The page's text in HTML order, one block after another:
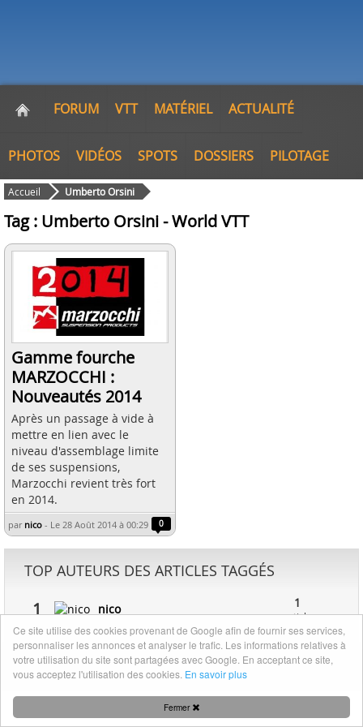
FORUM VTT MATÉRIEL ACTUALITÉ
PHOTOS VIDÉOS SPOTS DOSSIERS PILOTAGE
Accueil Umberto Orsini
Tag : Umberto Orsini - World VTT
Gamme fourche
MARZOCCHI :
Nouveautés 2014
Après un passage à vide à
mettre en lien avec le
niveau d'assemblage limite
de ses suspensions,
Marzocchi revient très fort
en 2014.
par nico - Le 28 Août 2014 à 00:29 0
TOP AUTEURS DES ARTICLES TAGGÉS
1 nico 1
article
Mentions légales|Nous contacter
Fermer
Ce site utilise des cookies provenant de Google afin de fournir ses services,
personnaliser les annonces et analyser le trafic. Les informations relatives à
votre utilisation du site sont partagées avec Google. En acceptant ce site,
vous acceptez l'utilisation des cookies. En savoir plus